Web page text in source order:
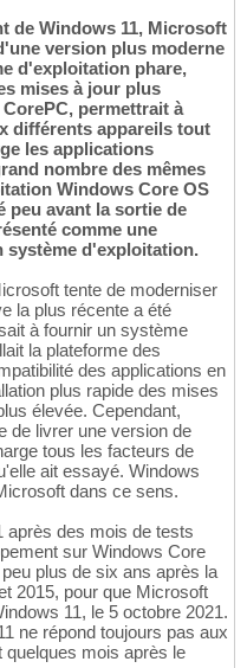
de Windows 11, Microsoft
version plus moderne
d'exploitation phare,
mises à jour plus
permettrait à
différents appareils tout
les applications
nombre des mêmes
Windows Core OS
peu avant la sortie de
comme une
système d'exploitation.
tente de moderniser
la plus récente a été
à fournir un système
la plateforme des
des applications en
plus rapide des mises
élevée. Cependant,
de livrer une version de
tous les facteurs de
ait essayé. Windows
dans ce sens.
après des mois de tests
sur Windows Core
plus de six ans après la
2015, pour que Microsoft
11, le 5 octobre 2021.
ne répond toujours pas aux
mois après le